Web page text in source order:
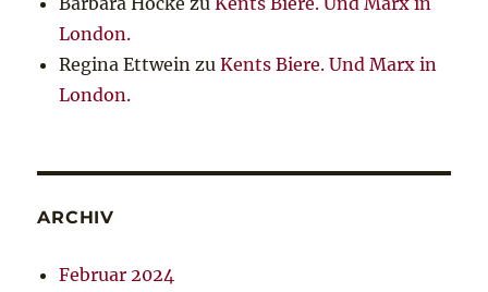
London.
Regina Ettwein zuKents Biere. Und Marx in
London.
ARCHIV
Februar 2024